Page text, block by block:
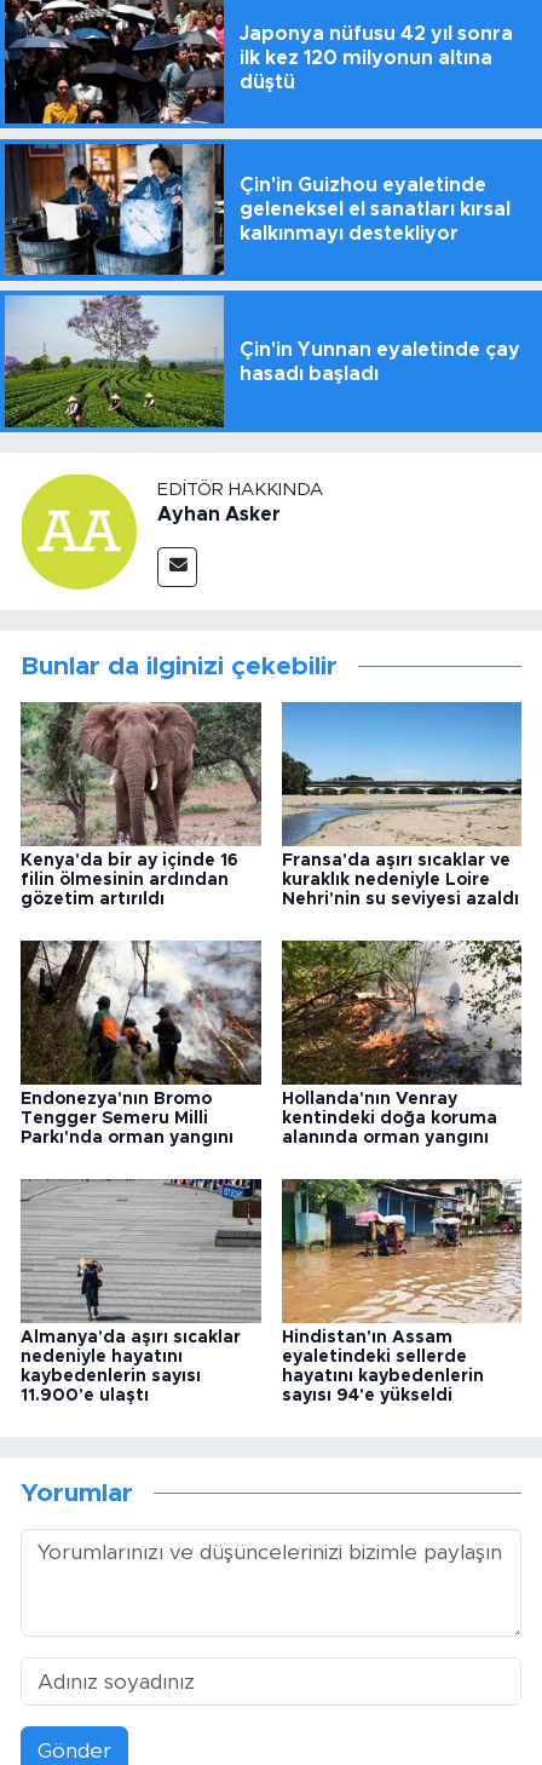
Japonya nüfusu 42 yıl sonra
ilk kez 120 milyonun altına
düştü
Çin'in Guizhou eyaletinde
geleneksel el sanatları kırsal
kalkınmayı destekliyor
Çin'in Yunnan eyaletinde çay
hasadı başladı
EDITÖR HAKKINDA
Ayhan Asker
Bunlar da ilginizi çekebilir
Kenya'da bir ay içinde 16
filin ölmesinin ardından
gözetim artırıldı
Fransa'da aşırı sıcaklar ve
kuraklık nedeniyle Loire
Nehri'nin su seviyesi azaldı
Endonezya'nın Bromo
Tengger Semeru Milli
Parkı'nda orman yangını
Hollanda'nın Venray
kentindeki doğa koruma
alanında orman yangını
Almanya'da aşırı sıcaklar
nedeniyle hayatını
kaybedenlerin sayısı
11.900'e ulaştı
Hindistan'ın Assam
eyaletindeki sellerde
hayatını kaybedenlerin
sayısı 94'e yükseldi
Yorumlar
Gönder